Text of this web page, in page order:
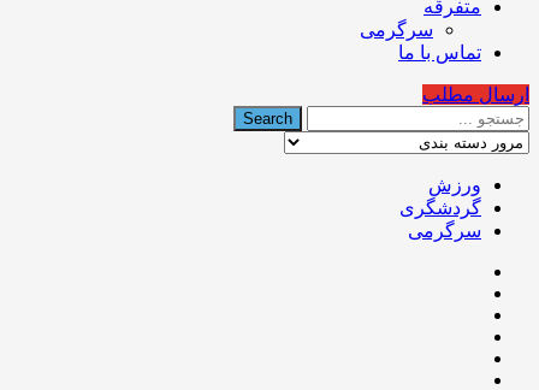
متفرقه
سرگرمی
تماس با ما
ارسال مطلب
ورزش
گردشگری
سرگرمی